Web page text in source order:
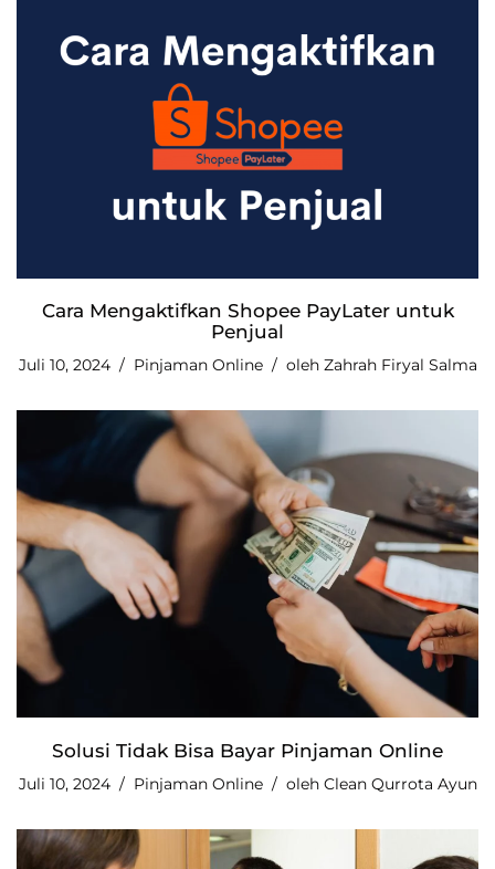
Cara Mengaktifkan Shopee PayLater untuk
Penjual
Juli 10, 2024 Pinjaman Online oleh Zahrah Firyal Salma
Solusi Tidak Bisa Bayar Pinjaman Online
Juli 10, 2024 Pinjaman Online oleh Clean Qurrota Ayun